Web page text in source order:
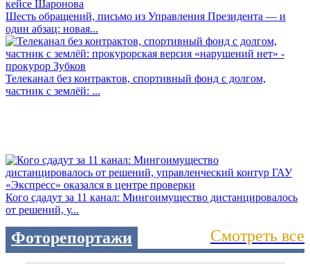
Шесть обращений, письмо из Управления Президента — и
один абзац: новая...
Телеканал без контрактов, спортивный фонд с долгом,
частник с землёй: ...
Кого сдадут за 11 канал: Мингоимущество дистанцировалось
от решений, у...
Фоторепортажи Смотреть все